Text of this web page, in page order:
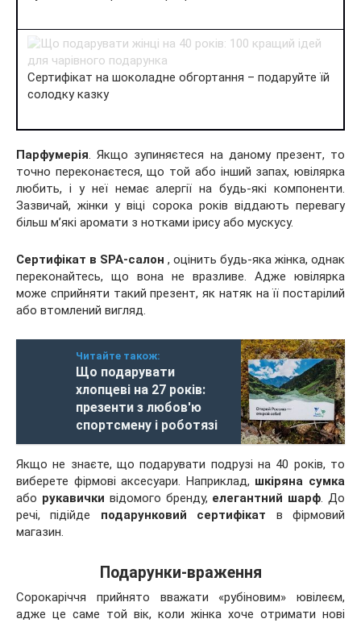
Сертифікат на шоколадне обгортання – подаруйте їй
солодку казку
Парфумерія. Якщо зупиняєтеся на даному презент, то
точно переконаєтеся, що той або інший запах, ювілярка
любить, і у неї немає алергії на будь-які компоненти.
Зазвичай, жінки у віці сорока років віддають перевагу
більш м’які аромати з нотками ірису або мускусу.
Сертифікат в SPA-салон , оцінить будь-яка жінка, однак
переконайтесь, що вона не вразливе. Адже ювілярка
може сприйняти такий презент, як натяк на її постарілий
або втомлений вигляд.
Читайте також:
Що подарувати
хлопцеві на 27 років:
презенти з любов'ю
спортсмену і роботязі
Якщо не знаєте, що подарувати подрузі на 40 років, то
виберете фірмові аксесуари. Наприклад, шкіряна сумка
або рукавички відомого бренду, елегантний шарф. До
речі, підійде подарунковий сертифікат в фірмовий
магазин.
Подарунки-враження
Сорокаріччя прийнято вважати «рубіновим» ювілеєм,
адже це саме той вік, коли жінка хоче отримати нові